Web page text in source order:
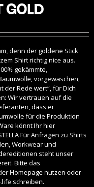
Gold
denn der goldene Stick
Shirt richtig nice aus.
gekämmte,
vorgewaschen,
der Rede wert“, für Dich
Wir vertrauen auf die
dass er
für die Produktion
könnt Ihr hier
Für Anfragen zu Shirts
Workwear und
steht unser
Bitte das
Homepage nutzen oder
schreiben.